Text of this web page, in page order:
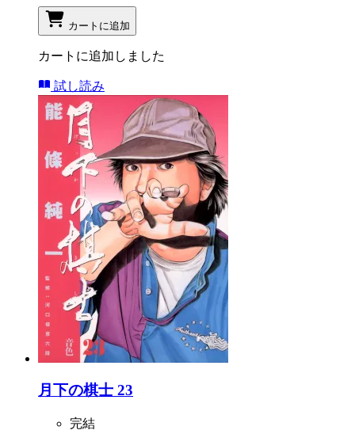
カートに追加
カートに追加しました
試し読み
月下の棋士 23
完結